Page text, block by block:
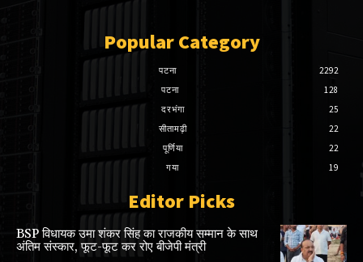
Popular Category
पटना
2292
पटना
128
दरभंगा
25
सीतामढ़ी
22
पूर्णिया
22
गया
19
Editor Picks
BSP विधायक उमा शंकर सिंह का राजकीय सम्मान के साथ
अंतिम संस्कार, फूट-फूट कर रोए बीजेपी मंत्री